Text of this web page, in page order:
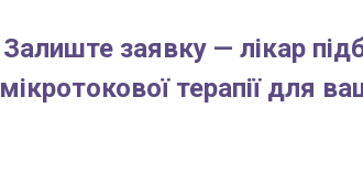
Залиште заявку — лікар
мікротокової терапії для